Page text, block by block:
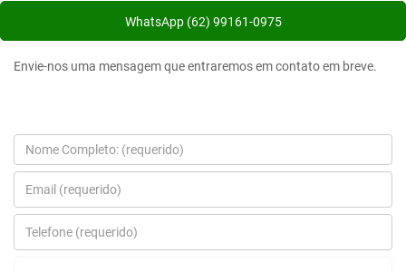
WhatsApp (62) 99161-0975
Envie-nos uma mensagem que entraremos em contato em breve.